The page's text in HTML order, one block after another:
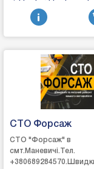
область, вулиця
Чернишевського, 27
СТО Форсаж
СТО "Форсаж" в
смт.Маневичі.Тел.